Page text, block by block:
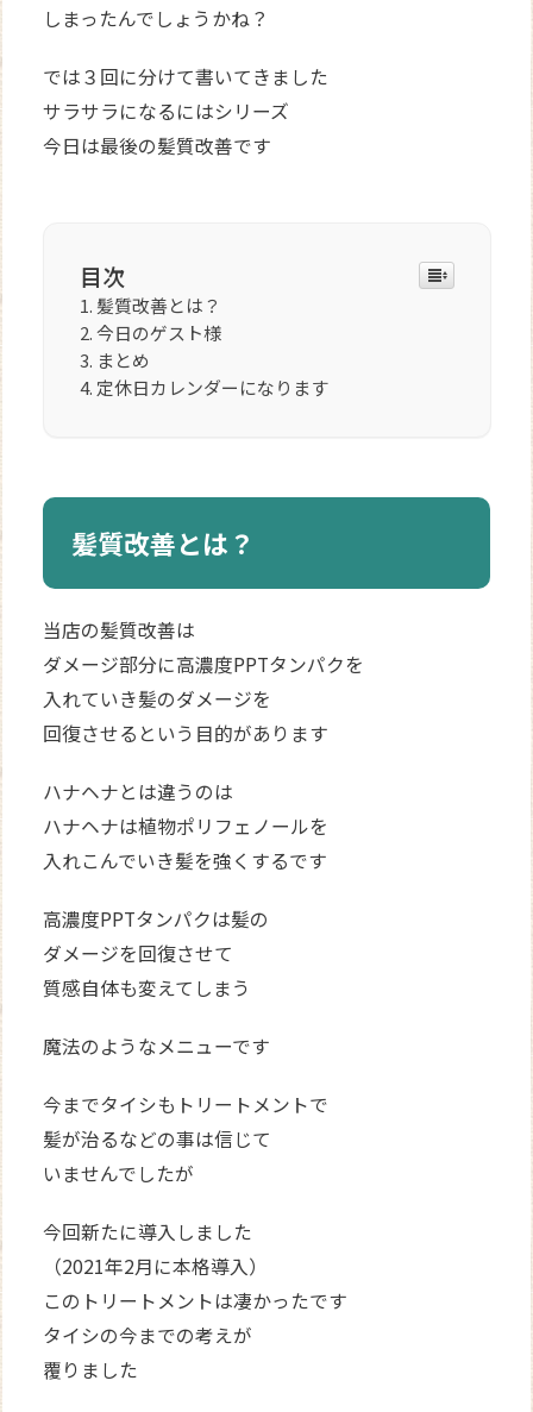
しまったんでしょうかね？
では３回に分けて書いてきました
サラサラになるにはシリーズ
今日は最後の髪質改善です
目次
髪質改善とは？
今日のゲスト様
まとめ
定休日カレンダーになります
髪質改善とは？
当店の髪質改善は
ダメージ部分に高濃度PPTタンパクを
入れていき髪のダメージを
回復させるという目的があります
ハナヘナとは違うのは
ハナヘナは植物ポリフェノールを
入れこんでいき髪を強くするです
高濃度PPTタンパクは髪の
ダメージを回復させて
質感自体も変えてしまう
魔法のようなメニューです
今までタイシもトリートメントで
髪が治るなどの事は信じて
いませんでしたが
今回新たに導入しました
（2021年2月に本格導入）
このトリートメントは凄かったです
タイシの今までの考えが
覆りました